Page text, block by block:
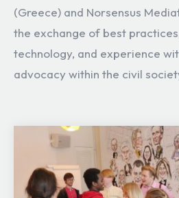
(Greece) and Norsensus
the exchange of best
technology, and experience
advocacy within the civil